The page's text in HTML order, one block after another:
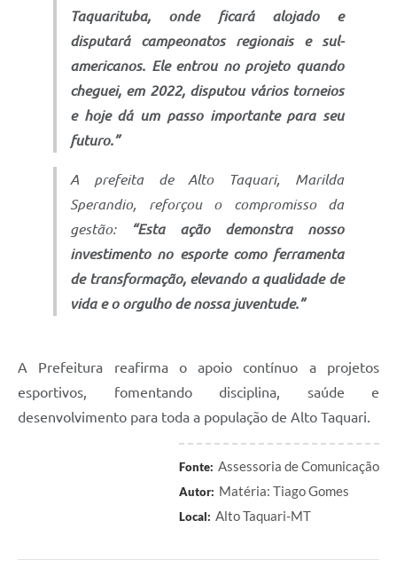
Taquarituba, onde ficará alojado e
disputará campeonatos regionais e sul-
americanos. Ele entrou no projeto quando
cheguei, em 2022, disputou vários torneios
e hoje dá um passo importante para seu
futuro.”
A prefeita de Alto Taquari, Marilda
Sperandio, reforçou o compromisso da
gestão:
“Esta ação demonstra nosso
investimento no esporte como ferramenta
de transformação, elevando a qualidade de
vida e o orgulho de nossa juventude.”
A Prefeitura reafirma o apoio contínuo a projetos
esportivos, fomentando disciplina, saúde e
desenvolvimento para toda a população de Alto Taquari.
Fonte: Assessoria de Comunicação
Autor: Matéria: Tiago Gomes
Local: Alto Taquari-MT